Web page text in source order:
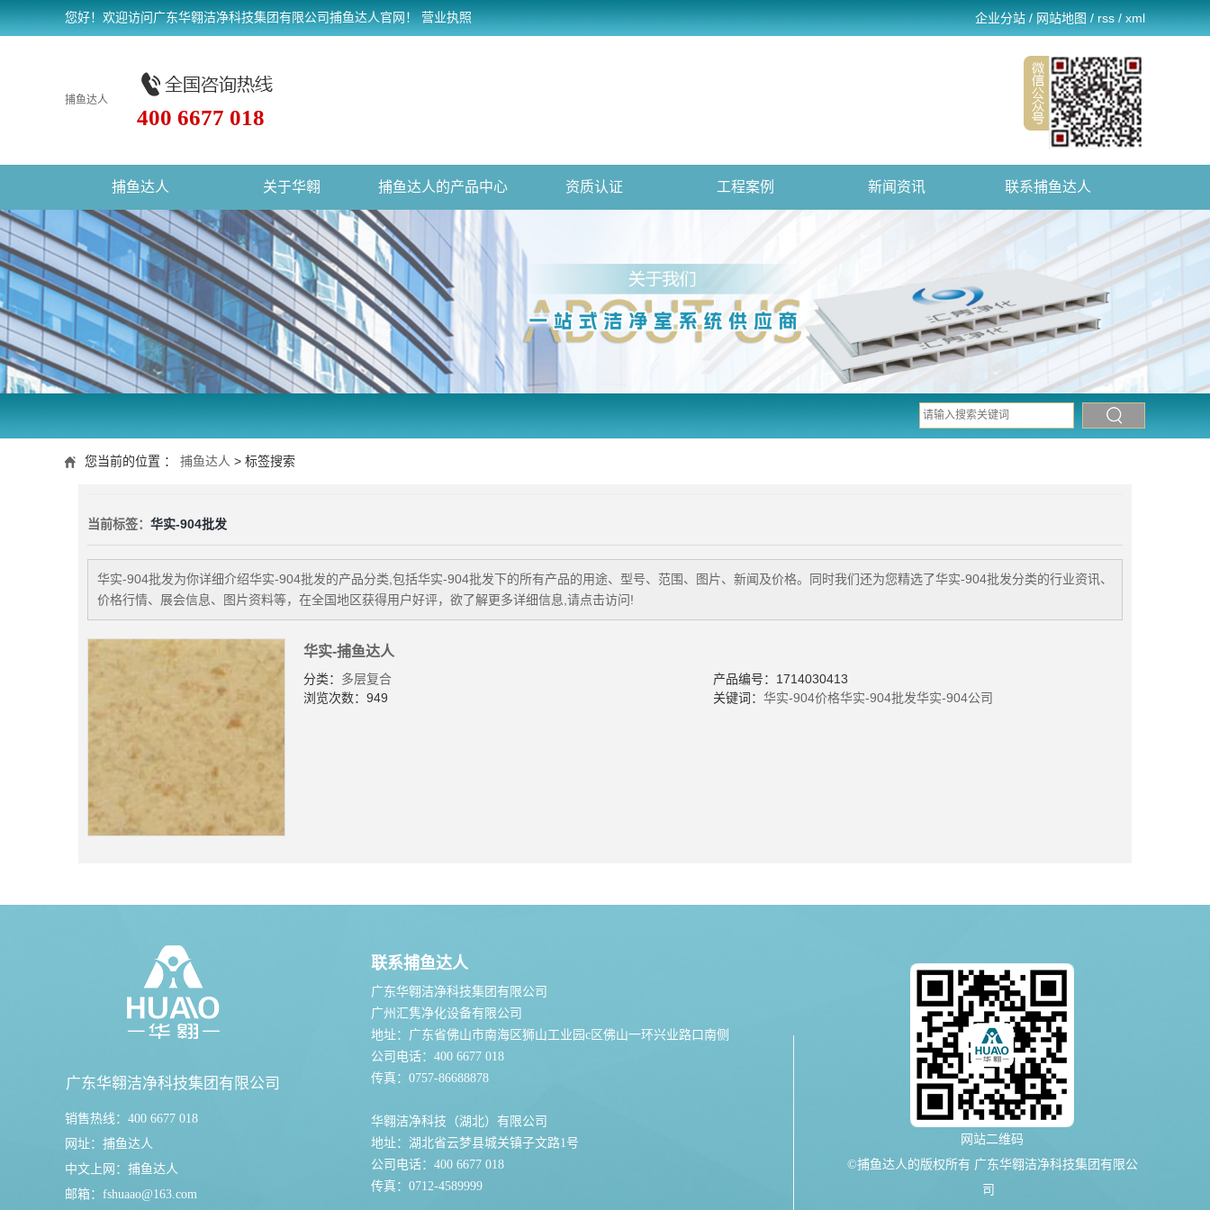
您好！欢迎访问广东华翱洁净科技集团有限公司捕鱼达人官网！ 营业执照 企业分站 / 网站地图 / rss / xml
捕鱼达人
400 6677 018
捕鱼达人 关于华翱 捕鱼达人的产品中心 资质认证 工程案例 新闻资讯 联系捕鱼达人
您当前的位置 ： 捕鱼达人 > 标签搜索
当前标签： 华实-904批发
华实-904批发为你详细介绍华实-904批发的产品分类,包括华实-904批发下的所有产品的用途、型号、范围、图片、新闻及价格。同时我们还为您精选了华实-904批发分类的行业资讯、
价格行情、展会信息、图片资料等，在全国地区获得用户好评，欲了解更多详细信息,请点击访问!
华实-捕鱼达人
分类： 多层复合
产品编号：1714030413
浏览次数：949
关键词： 华实-904价格华实-904批发华实-904公司
广东华翱洁净科技集团有限公司
销售热线：400 6677 018
网址： 捕鱼达人
中文上网： 捕鱼达人
邮箱： fshuaao@163.com
联系捕鱼达人
广东华翱洁净科技集团有限公司
广州汇隽净化设备有限公司
地址：广东省佛山市南海区狮山工业园c区佛山一环兴业路口南侧
公司电话：400 6677 018
传真：0757-86688878
华翱洁净科技（湖北）有限公司
地址：湖北省云梦县城关镇子文路1号
公司电话：400 6677 018
传真：0712-4589999
网站二维码
©捕鱼达人的版权所有 广东华翱洁净科技集团有限公
司